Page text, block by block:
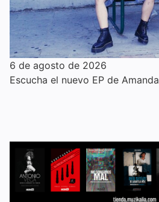
6 de agosto de 2026
Escucha el nuevo EP de Amanda